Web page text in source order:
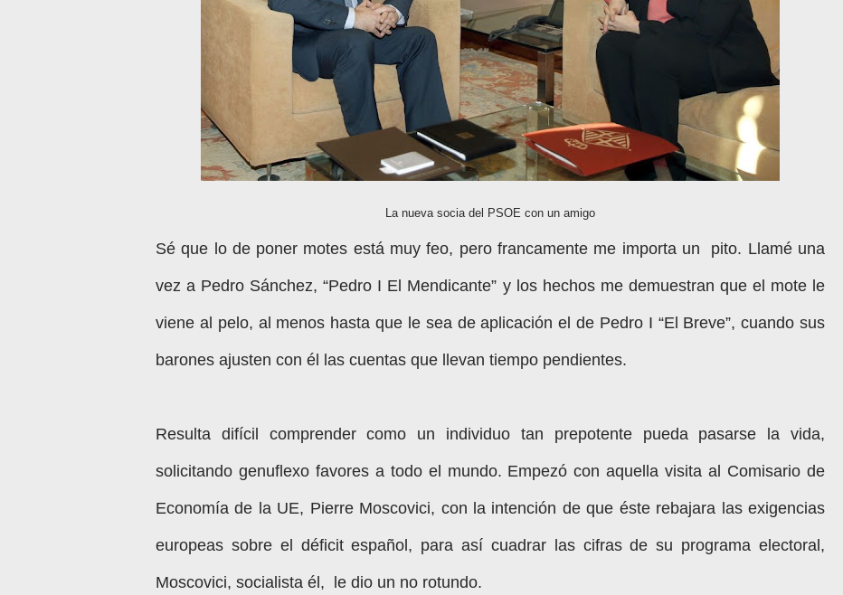
La nueva socia del PSOE con un amigo
Sé que lo de poner motes está muy feo, pero francamente me importa un pito. Llamé una
vez a Pedro Sánchez, “Pedro I El Mendicante” y los hechos me demuestran que el mote le
viene al pelo, al menos hasta que le sea de aplicación el de Pedro I “El Breve”, cuando sus
barones ajusten con él las cuentas que llevan tiempo pendientes.
Resulta difícil comprender como un individuo tan prepotente pueda pasarse la vida,
solicitando genuflexo favores a todo el mundo. Empezó con aquella visita al Comisario de
Economía de la UE, Pierre Moscovici, con la intención de que éste rebajara las exigencias
europeas sobre el déficit español, para así cuadrar las cifras de su programa electoral,
Moscovici, socialista él, le dio un no rotundo.